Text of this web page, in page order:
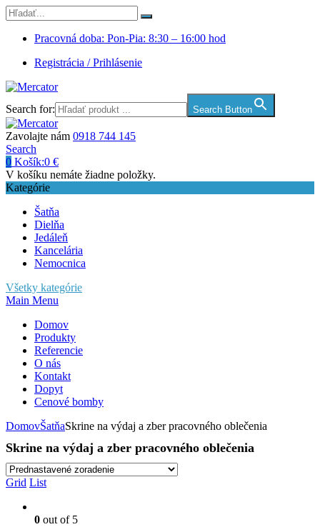
Pracovná doba: Pon-Pia: 8:30 – 16:00 hod
Registrácia / Prihlásenie
Search for: Search Button
Zavolajte nám 0918 744 145
Search
0 Košík:0 €
V košíku nemáte žiadne položky.
Kategórie
Šatňa
Dielňa
Jedáleň
Kancelária
Nemocnica
Všetky kategórie
Main Menu
Domov
Produkty
Referencie
O nás
Kontakt
Dopyt
Cenové bomby
DomovŠatňaSkrine na výdaj a zber pracovného oblečenia
Skrine na výdaj a zber pracovného oblečenia
Grid List
0 out of 5